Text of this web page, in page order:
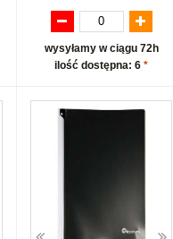
wysyłamy w ciągu 72h
ilość dostępna: 6 *